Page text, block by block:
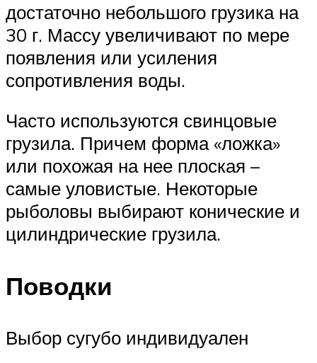
достаточно небольшого грузика на
30 г. Массу увеличивают по мере
появления или усиления
сопротивления воды.
Часто используются свинцовые
грузила. Причем форма «ложка»
или похожая на нее плоская –
самые уловистые. Некоторые
рыболовы выбирают конические и
цилиндрические грузила.
Поводки
Выбор сугубо индивидуален